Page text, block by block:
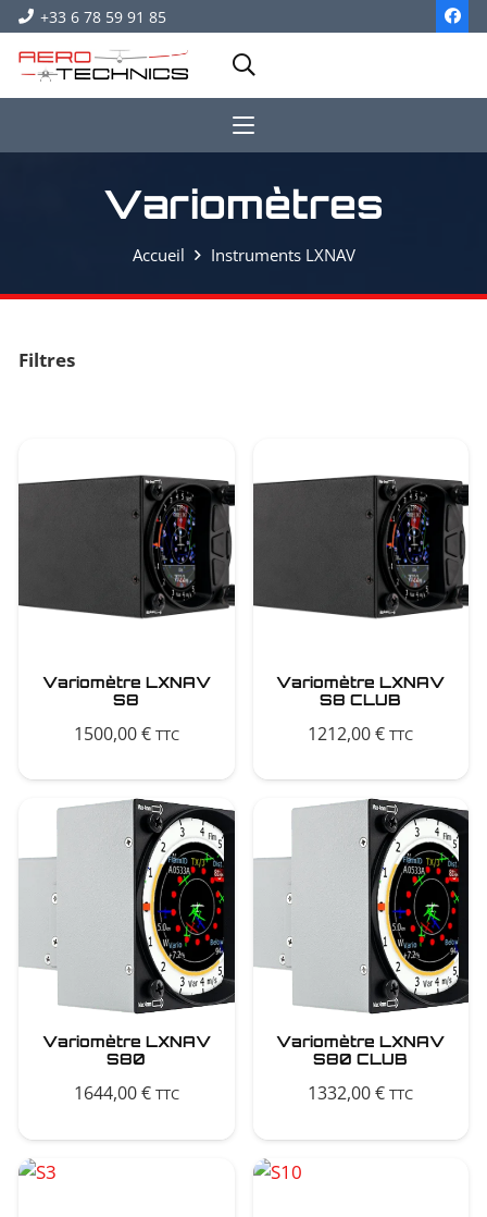
+33 6 78 59 91 85
Variomètres
Accueil Instruments LXNAV
Filtres
Variomètre LXNAV
S8
1500,00€ TTC
Variomètre LXNAV
S8 CLUB
1212,00€ TTC
Variomètre LXNAV
S80
1644,00€ TTC
Variomètre LXNAV
S80 CLUB
1332,00€ TTC